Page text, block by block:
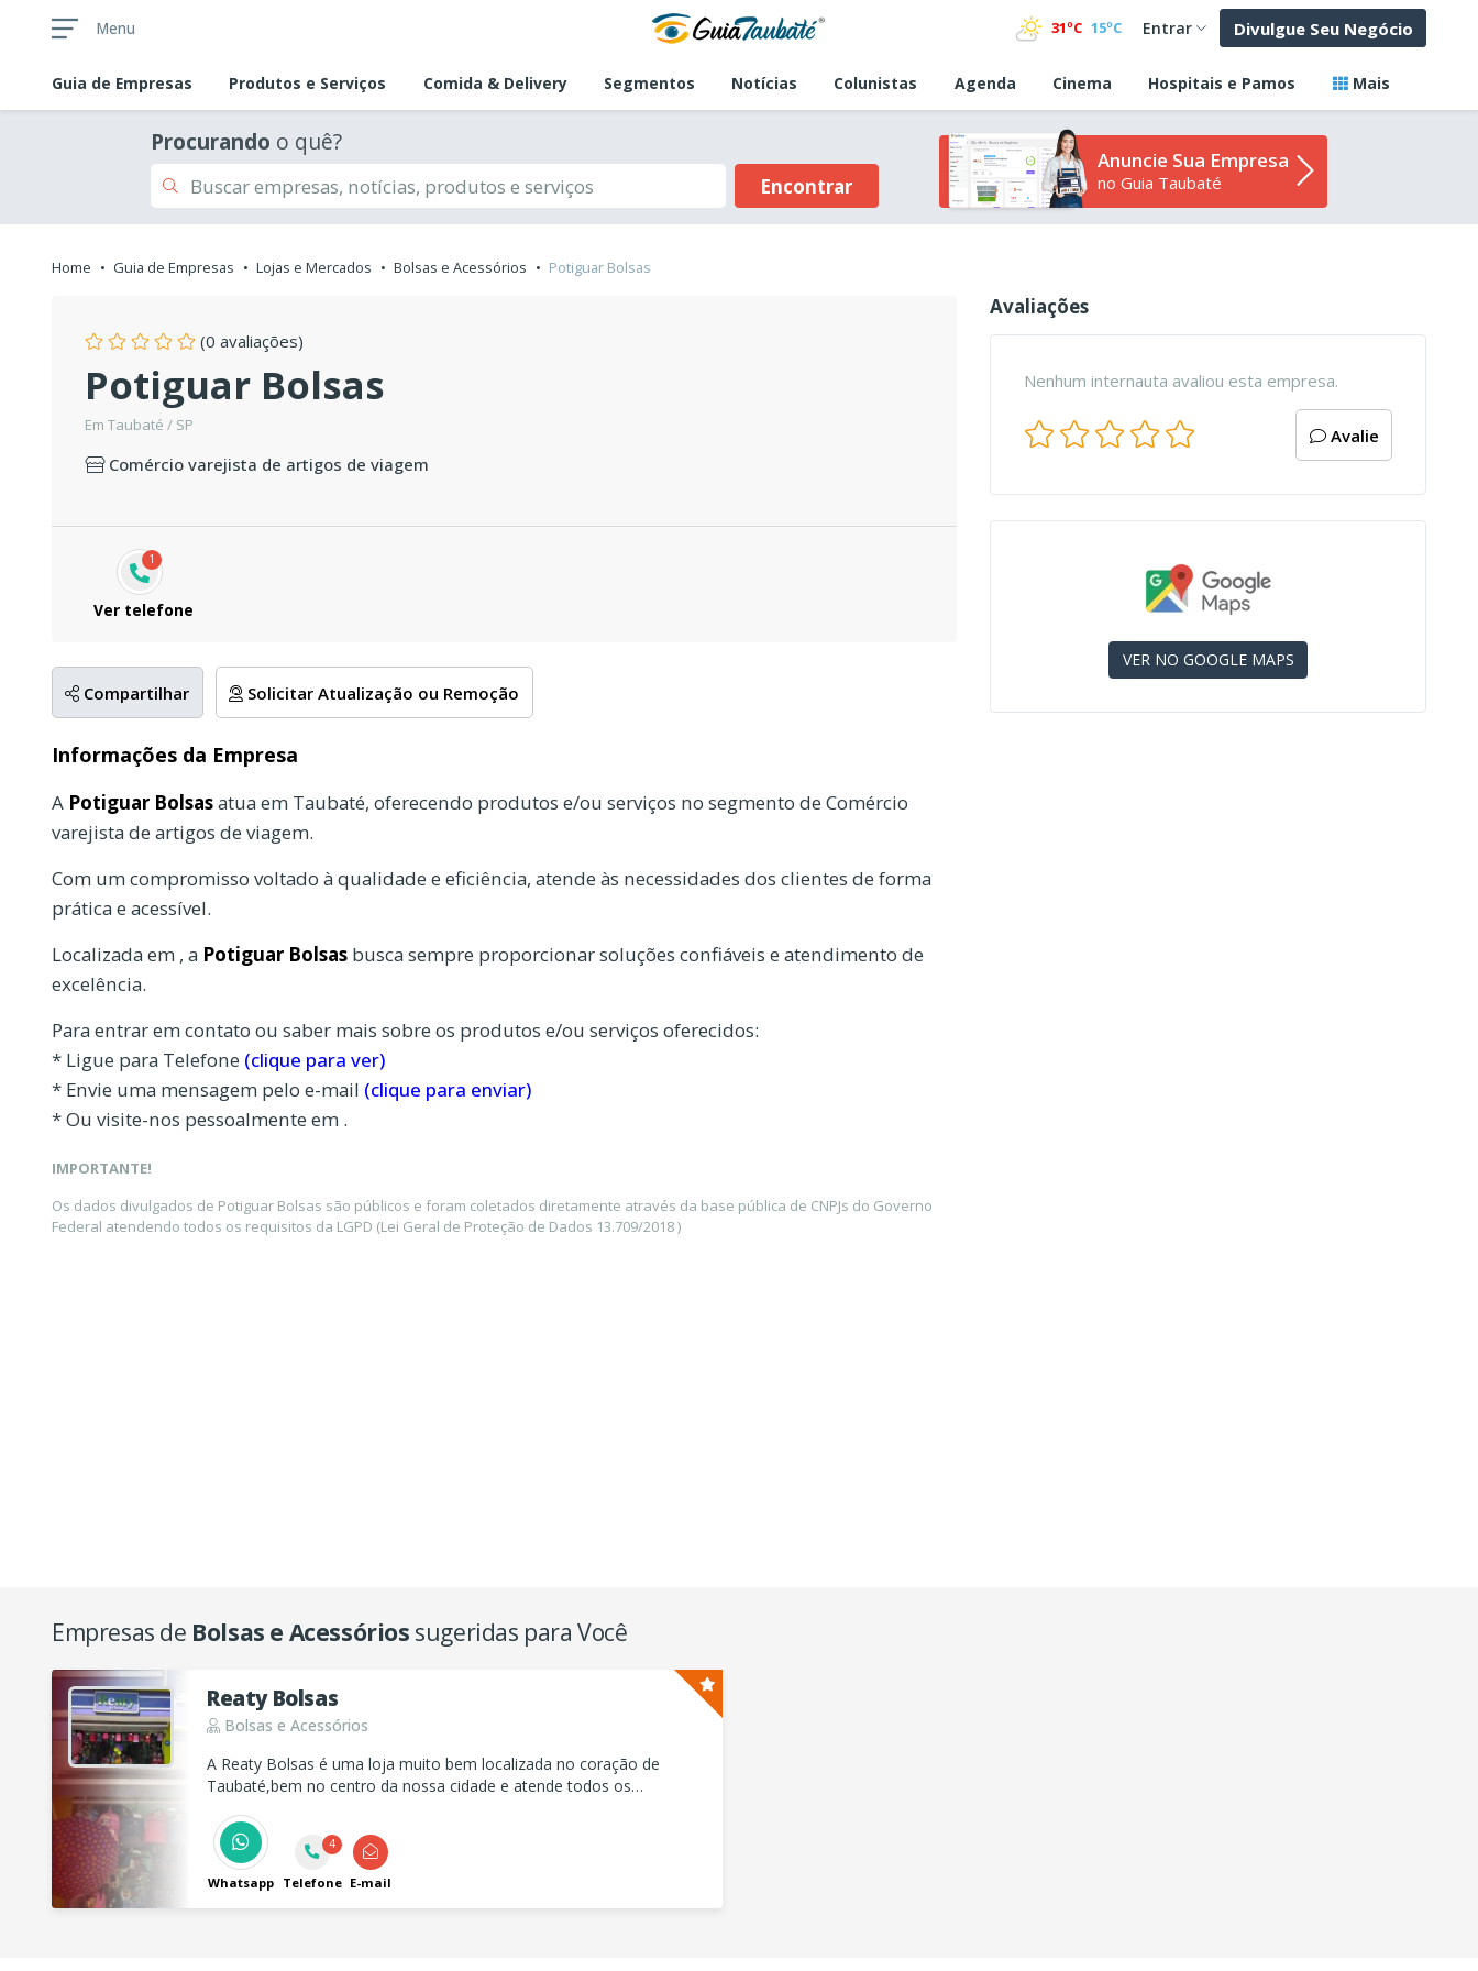
Menu 31ºC 15ºC Entrar Divulgue Seu Negócio
Guia de Empresas Produtos e Serviços Comida & Delivery Segmentos Notícias Colunistas Agenda Cinema Hospitais e Pamos Mais
Procurando o quê?
Encontrar
Anuncie Sua Empresa
no Guia Taubaté
Home Guia de Empresas Lojas e Mercados Bolsas e Acessórios Potiguar Bolsas
(0 avaliações)
Potiguar Bolsas
Em Taubaté / SP
Comércio varejista de artigos de viagem
1
Ver telefone
Compartilhar Solicitar Atualização ou Remoção
Informações da Empresa
A Potiguar Bolsasatua em Taubaté, oferecendo produtos e/ou serviços no segmento de Comércio
varejista de artigos de viagem.
Com um compromisso voltado à qualidade e eficiência, atende às necessidades dos clientes de forma
prática e acessível.
Localizada em , a Potiguar Bolsas busca sempre proporcionar soluções confiáveis e atendimento de
excelência.
Para entrar em contato ou saber mais sobre os produtos e/ou serviços oferecidos:
* Ligue para Telefone (clique para ver)
* Envie uma mensagem pelo e-mail (clique para enviar)
* Ou visite-nos pessoalmente em .
IMPORTANTE!
Os dados divulgados de Potiguar Bolsas são públicos e foram coletados diretamente através da base pública de CNPJs do Governo
Federal atendendo todos os requisitos da LGPD (Lei Geral de Proteção de Dados 13.709/2018 )
Avaliações
Nenhum internauta avaliou esta empresa.
Avalie
VER NO GOOGLE MAPS
Empresas de Bolsas e Acessórios sugeridas para Você
Reaty Bolsas
Bolsas e Acessórios
A Reaty Bolsas é uma loja muito bem localizada no coração de
Taubaté,bem no centro da nossa cidade e atende todos os
procura.
Whatsapp
4
Telefone E-mail